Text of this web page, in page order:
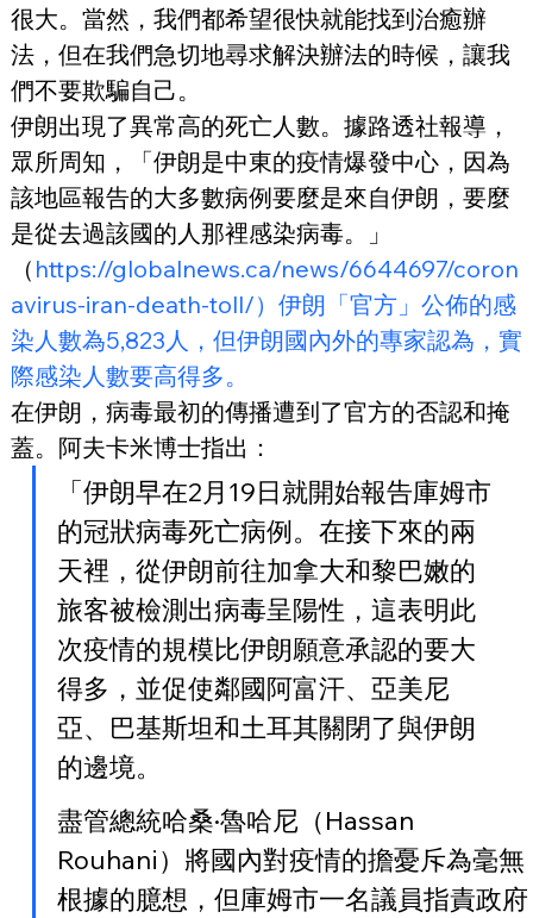
很大。當然，我們都希望很快就能找到治癒辦
法，但在我們急切地尋求解決辦法的時候，讓我
們不要欺騙自己。
伊朗出現了異常高的死亡人數。據路透社報導，
眾所周知，「伊朗是中東的疫情爆發中心，因為
該地區報告的大多數病例要麼是來自伊朗，要麼
是從去過該國的人那裡感染病毒。」
（ https://globalnews.ca/news/6644697/coron
avirus-iran-death-toll/）伊朗「官方」公佈的感
染人數為5,823人，但伊朗國內外的專家認為，實
際感染人數要高得多。
在伊朗，病毒最初的傳播遭到了官方的否認和掩
蓋。阿夫卡米博士指出：
「伊朗早在2月19日就開始報告庫姆市
的冠狀病毒死亡病例。在接下來的兩
天裡，從伊朗前往加拿大和黎巴嫩的
旅客被檢測出病毒呈陽性，這表明此
次疫情的規模比伊朗願意承認的要大
得多，並促使鄰國阿富汗、亞美尼
亞、巴基斯坦和土耳其關閉了與伊朗
的邊境。
盡管總統哈桑·魯哈尼（Hassan
Rouhani）將國內對疫情的擔憂斥為毫無
根據的臆想，但庫姆市一名議員指責政府